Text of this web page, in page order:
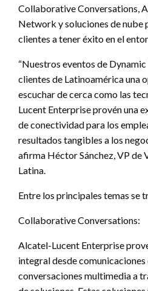
Collaborative Conversations,
Network y soluciones de nube
clientes a tener éxito en el
“Nuestros eventos de
clientes de Latinoamérica una
escuchar de cerca como las
Lucent Enterprise provén una
de conectividad para los
resultados tangibles a los
afirma Héctor Sánchez, VP de
Latina.
Entre los principales temas se
Collaborative Conversations:
Alcatel-Lucent Enterprise
integral desde comunicaciones
conversaciones multimedia a